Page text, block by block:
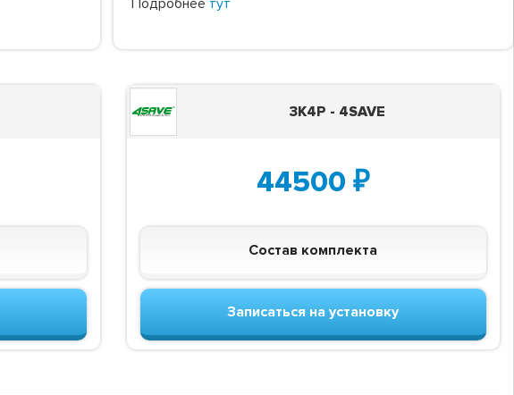
3K4P - 4SAVE
44500 ₽
Состав комплекта
Записаться на установку